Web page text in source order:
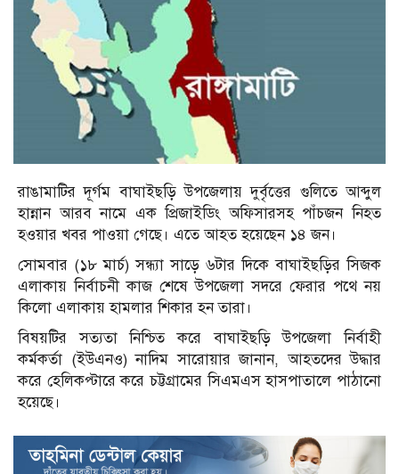
রাঙামাটির দূর্গম বাঘাইছড়ি উপজেলায় দুর্বৃত্তের গুলিতে আব্দুল
হান্নান আরব নামে এক প্রিজাইডিং অফিসারসহ পাঁচজন নিহত
হওয়ার খবর পাওয়া গেছে। এতে আহত হয়েছেন ১৪ জন।
সোমবার (১৮ মার্চ) সন্ধ্যা সাড়ে ৬টার দিকে বাঘাইছড়ির সিজক
এলাকায় নির্বাচনী কাজ শেষে উপজেলা সদরে ফেরার পথে নয়
কিলো এলাকায় হামলার শিকার হন তারা।
বিষয়টির সত্যতা নিশ্চিত করে বাঘাইছড়ি উপজেলা নির্বাহী
কর্মকর্তা (ইউএনও) নাদিম সারোয়ার জানান, আহতদের উদ্ধার
করে হেলিকপ্টারে করে চট্টগ্রামের সিএমএস হাসপাতালে পাঠানো
হয়েছে।